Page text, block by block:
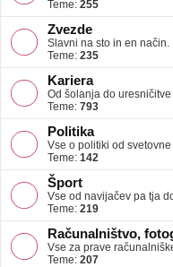
Teme: 255
Zvezde
Slavni na sto in en način.
Teme: 235
Kariera
Od šolanja do
Teme: 793
Politika
Vse o politiki od
Teme: 142
Šport
Vse od navijačev pa tja
Teme: 219
Računalništvo,
Vse za prave
Teme: 207